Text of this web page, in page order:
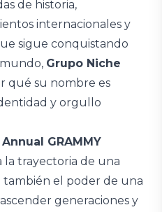
de historia,
internacionales y
sigue conquistando
Grupo Niche
qué su nombre es
y orgullo
GRAMMY
la trayectoria de una
también el poder de una
generaciones y